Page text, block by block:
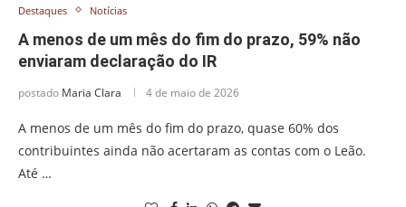
Destaques Notícias
A menos de um mês do fim do prazo, 59% não
enviaram declaração do IR
postado Maria Clara 4 de maio de 2026
A menos de um mês do fim do prazo, quase 60% dos
contribuintes ainda não acertaram as contas com o Leão.
Até …